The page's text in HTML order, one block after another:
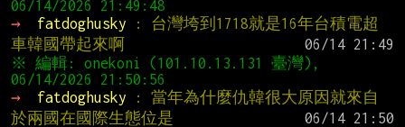
→
fatdoghusky
: 台灣垮到1718就是16年台積電超
車韓國帶起來啊
※ 編輯: onekoni (101.10.13.131 臺灣),
→
fatdoghusky
: 當年為什麼仇韓很大原因就來自
於兩國在國際生態位是